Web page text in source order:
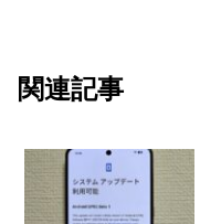
関連記事